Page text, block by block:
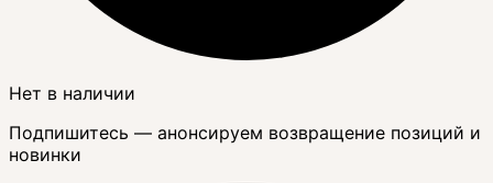
Нет в наличии
Подпишитесь — анонсируем возвращение позиций и
новинки